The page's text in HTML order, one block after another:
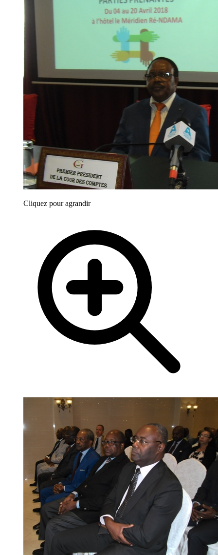
Cliquez pour agrandir